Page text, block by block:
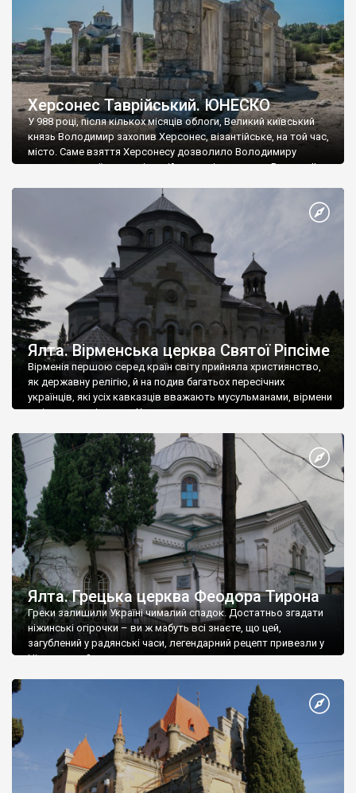
Херсонес Таврійський. ЮНЕСКО
У 988 році, після кількох місяців облоги, Великий київський
князь Володимир захопив Херсонес, візантійське, на той час,
місто. Саме взяття Херсонесу дозволило Володимиру
диктувати свої умови візантійському імператору Василю ІІ, та
Херсонесі Володимир-язичник, став Василем-християнином.
А потім було Хрещення Русі. На честь Херсонесу Таврійського
Ялта. Вірменська церква Святої Ріпсіме
Вірменія першою серед країн світу прийняла християнство,
як державну релігію, й на подив багатьох пересічних
українців, які усіх кавказців вважають мусульманами, вірмени
є відданими вірянами Христа
Ялта. Грецька церква Феодора Тирона
Греки залишили Україні чималий спадок. Достатньо згадати
ніжинські огірочки – ви ж мабуть всі знаєте, що цей,
загублений у радянські часи, легендарний рецепт привезли у
Ніжин греки?